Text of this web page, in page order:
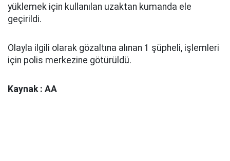
yüklemek için kullanılan uzaktan kumanda ele
geçirildi.
Olayla ilgili olarak gözaltına alınan 1 şüpheli, işlemleri
için polis merkezine götürüldü.
Kaynak : AA